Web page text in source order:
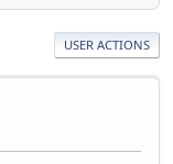
USER ACTIONS